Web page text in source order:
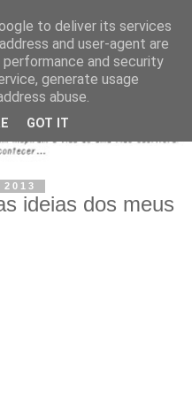
ideias dos meus
to deliver its services
and user-agent are
and security
generate usage
abuse.
GOT IT